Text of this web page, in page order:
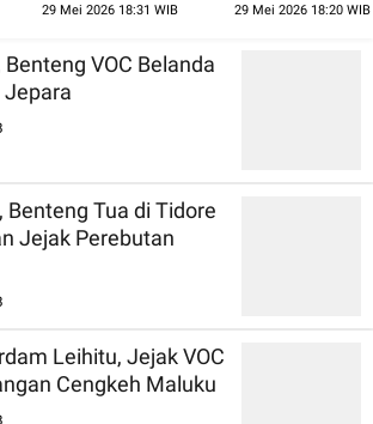
29 Mei 2026 18:31 WIB 29 Mei 2026 18:20 WIB
VOC Belanda
Jepara
Benteng Tua di Tidore
Jejak Perebutan
Leihitu, Jejak VOC
Cengkeh Maluku